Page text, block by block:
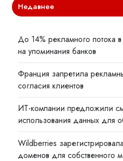
Недавнее
До 14% рекламного потока
на упоминания банков
Франция запретила
согласия клиентов
ИТ-компании предложили
использования данных для
Wildberries
доменов для собственного